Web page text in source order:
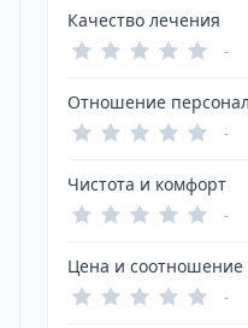
Качество лечения
-
Отношение
-
Чистота и комфорт
-
Цена и соотношение
-